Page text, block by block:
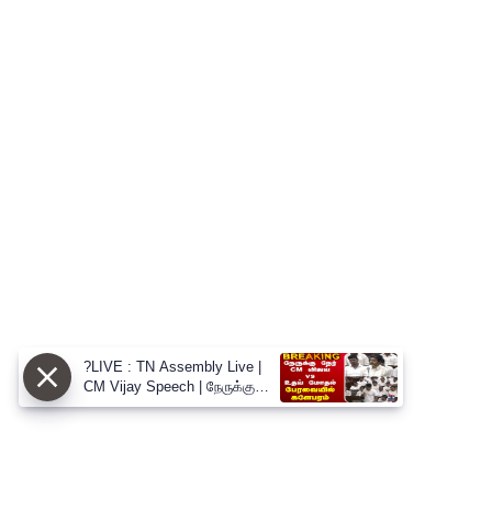
?LIVE : TN Assembly Live |
CM Vijay Speech | நேருக்கு
நேர் CM விஜய் vs உதய் மோதல்